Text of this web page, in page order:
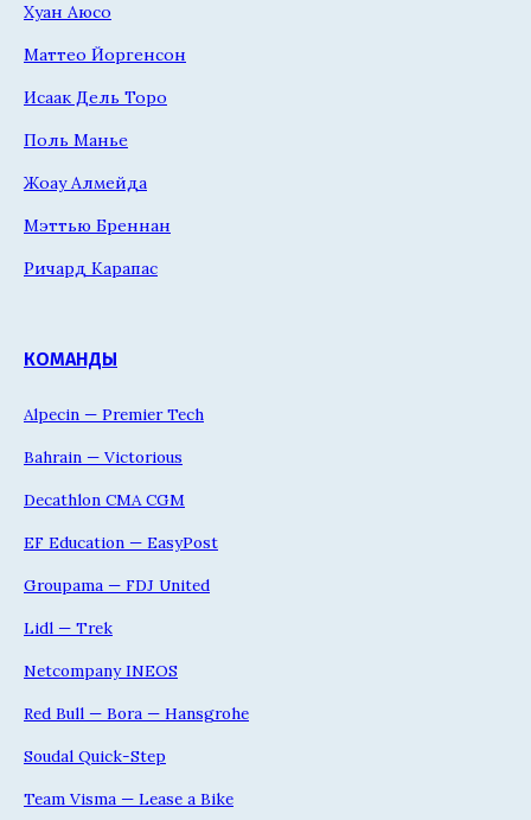
Хуан Аюсо
Маттео Йоргенсон
Исаак Дель Торо
Поль Манье
Жоау Алмейда
Мэттью Бреннан
Ричард Карапас
КОМАНДЫ
Alpecin — Premier Tech
Bahrain — Victorious
Decathlon CMA CGM
EF Education — EasyPost
Groupama — FDJ United
Lidl — Trek
Netcompany INEOS
Red Bull — Bora — Hansgrohe
Soudal Quick-Step
Team Visma — Lease a Bike